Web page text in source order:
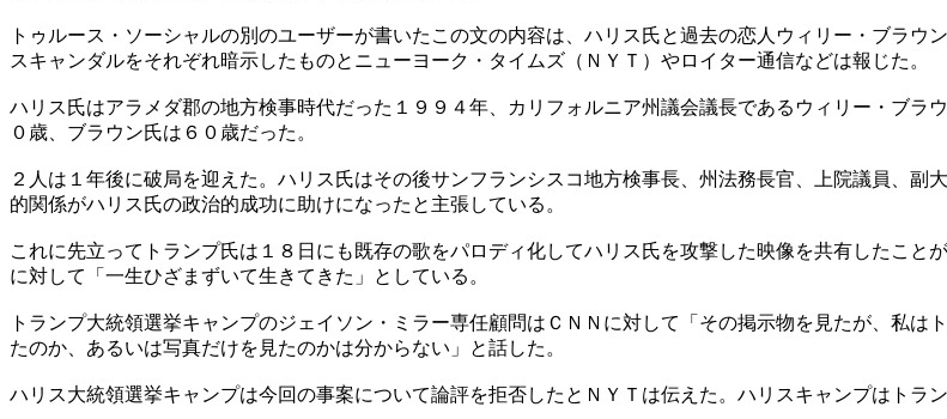
トゥルース・ソーシャルの別のユーザーが書いたこの文の内容は、ハリス氏と過去の恋人ウィリー・ブラ
スキャンダルをそれぞれ暗示したものとニューヨーク・タイムズ（ＮＹＴ）やロイター通信などは報じた。
ハリス氏はアラメダ郡の地方検事時代だった１９９４年、カリフォルニア州議会議長であるウィリー・ブラ
０歳、ブラウン氏は６０歳だった。
２人は１年後に破局を迎えた。ハリス氏はその後サンフランシスコ地方検事長、州法務長官、上院議員、
的関係がハリス氏の政治的成功に助けになったと主張している。
これに先立ってトランプ氏は１８日にも既存の歌をパロディ化してハリス氏を攻撃した映像を共有したこ
に対して「一生ひざまずいて生きてきた」としている。
トランプ大統領選挙キャンプのジェイソン・ミラー専任顧問はＣＮＮに対して「その掲示物を見たが、私
たのか、あるいは写真だけを見たのかは分からない」と話した。
ハリス大統領選挙キャンプは今回の事案について論評を拒否したとＮＹＴは伝えた。ハリスキャンプはトラ